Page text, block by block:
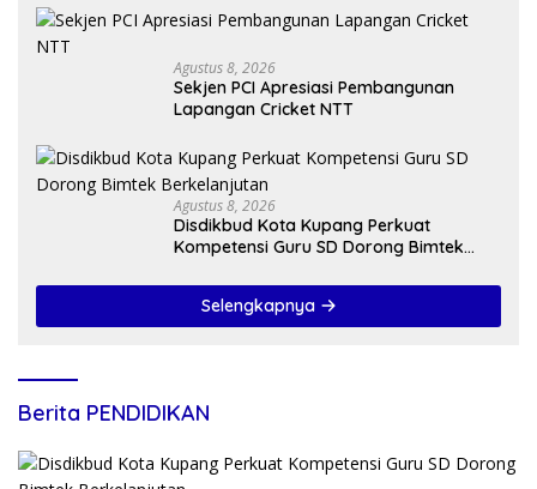
Agustus 8, 2026
Sekjen PCI Apresiasi Pembangunan
Lapangan Cricket NTT
Agustus 8, 2026
Disdikbud Kota Kupang Perkuat
Kompetensi Guru SD Dorong Bimtek
Selengkapnya
Berita PENDIDIKAN